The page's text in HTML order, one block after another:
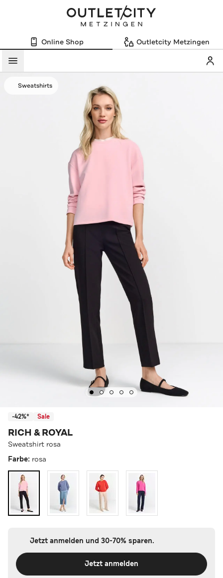
Online Shop Outletcity Metzingen
Menü
Sweatshirts
-42%* Sale
RICH & ROYAL
Sweatshirt rosa
Farbe: rosa
Jetzt anmelden und 30-70% sparen.
Jetzt anmelden